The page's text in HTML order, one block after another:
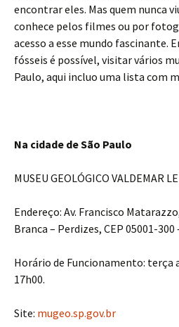
encontrar eles. Mas quem nunca
conhece pelos filmes ou por
acesso a esse mundo fascinante.
fósseis é possível, visitar vários
Paulo, aqui incluo uma lista com
Na cidade de São Paulo
MUSEU GEOLÓGICO VALDEMAR
Endereço: Av. Francisco
Branca – Perdizes, CEP 05001-300
Horário de Funcionamento: terça
17h00.
Site: mugeo.sp.gov.br